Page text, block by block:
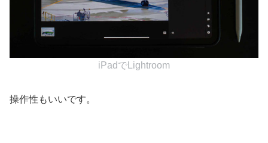
iPadでLightroom
操作性もいいです。